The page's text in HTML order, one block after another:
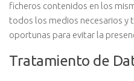
ficheros contenidos en los
todos los medios necesarios y
oportunas para evitar la
Tratamiento de